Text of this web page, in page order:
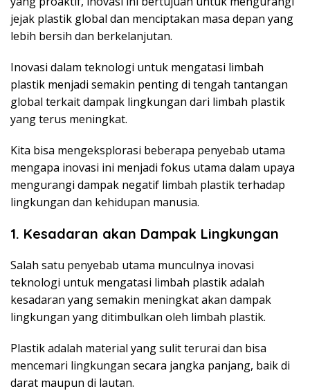
jejak plastik global dan menciptakan masa depan yang
lebih bersih dan berkelanjutan.
Inovasi dalam teknologi untuk mengatasi limbah
plastik menjadi semakin penting di tengah tantangan
global terkait dampak lingkungan dari limbah plastik
yang terus meningkat.
Kita bisa mengeksplorasi beberapa penyebab utama
mengapa inovasi ini menjadi fokus utama dalam upaya
mengurangi dampak negatif limbah plastik terhadap
lingkungan dan kehidupan manusia.
1. Kesadaran akan Dampak Lingkungan
Salah satu penyebab utama munculnya inovasi
teknologi untuk mengatasi limbah plastik adalah
kesadaran yang semakin meningkat akan dampak
lingkungan yang ditimbulkan oleh limbah plastik.
Plastik adalah material yang sulit terurai dan bisa
mencemari lingkungan secara jangka panjang, baik di
darat maupun di lautan.